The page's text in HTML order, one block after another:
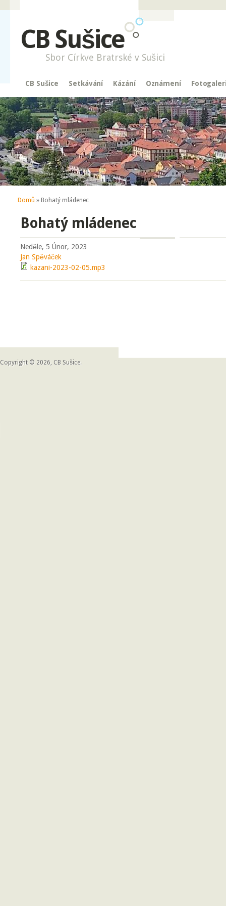
CB Sušice
Sbor Církve Bratrské v Sušici
CB Sušice Setkávání Kázání Oznámení
Jste zde
Domů » Bohatý mládenec
Bohatý mládenec
Neděle, 5 Únor, 2023
Jan Spěváček
kazani-2023-02-05.mp3
Copyright © 2026, CB Sušice.